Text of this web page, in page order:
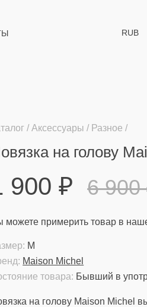
RUB
Аксессуары Разное
на голову
900₽ 6 900
можете примерить товар в
товара: Бывший в
Maison Michel
M
на голову Maison Michel